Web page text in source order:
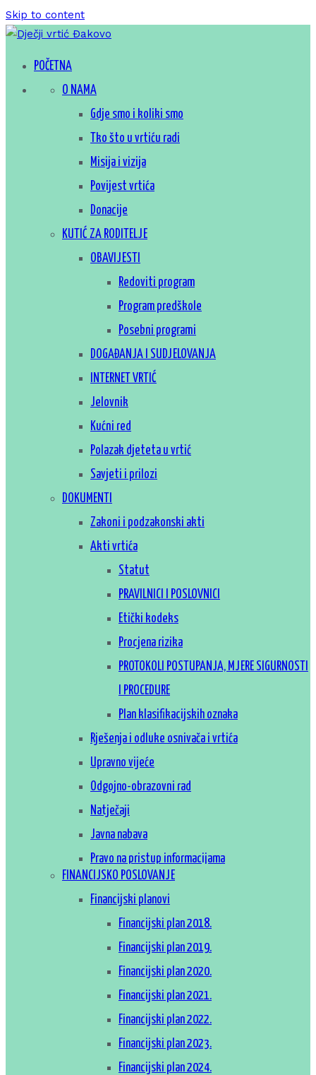
Skip to content
Dječji vrtić Đakovo
Za sretno djetinjstvo
POČETNA
O NAMA
Gdje smo i koliki smo
Tko što u vrtiću radi
Misija i vizija
Povijest vrtića
Donacije
KUTIĆ ZA RODITELJE
OBAVIJESTI
Redoviti program
Program predškole
Posebni programi
DOGAĐANJA I SUDJELOVANJA
INTERNET VRTIĆ
Jelovnik
Kućni red
Polazak djeteta u vrtić
Savjeti i prilozi
DOKUMENTI
Zakoni i podzakonski akti
Akti vrtića
Statut
PRAVILNICI I POSLOVNICI
Etički kodeks
Procjena rizika
PROTOKOLI POSTUPANJA, MJERE SIGURNOSTI
I PROCEDURE
Plan klasifikacijskih oznaka
Rješenja i odluke osnivača i vrtića
Upravno vijeće
Odgojno-obrazovni rad
Natječaji
Javna nabava
Pravo na pristup informacijama
Zaštita osobnih podataka
FINANCIJSKO POSLOVANJE
Financijski planovi
Financijski plan 2018.
Financijski plan 2019.
Financijski plan 2020.
Financijski plan 2021.
Financijski plan 2022.
Financijski plan 2023.
Financijski plan 2024.